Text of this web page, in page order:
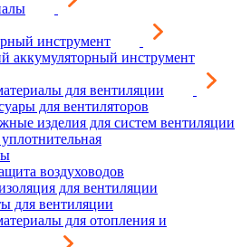
инструмент
аккумуляторный инструмент
для вентиляции
для вентиляторов
изделия для систем вентиляции
воздуховодов
для вентиляции
для вентиляции
для отопления и